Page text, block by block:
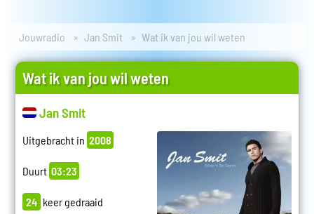
Jouwradio Jan Smit Wat ik van jou wil weten
Wat ik van jou wil weten
Jan Smit
Uitgebracht in 2008
Duurt 03:23
24 keer gedraaid